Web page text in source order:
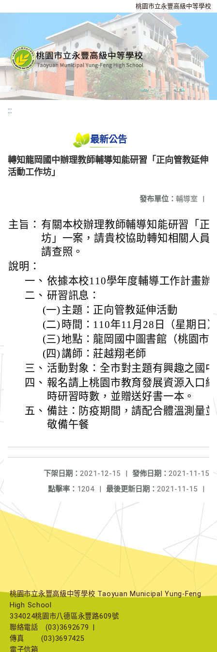
桃園市立永豐高級中等學校
:::
最新公告
轉知龍岡國中辦理教師輔導知能研習「正向管教延伸
活動工作坊」
發布單位： 輔導室 |
主旨： 有關本校辦理教師輔導知能研習「正
坊」一案，請貴校協助轉知相關人員
請查照。
說明：
一、 依據本校110學年度輔導工作計畫辦
二、 研習訊息：
(一) 主題：正向管教延伸活動
(二) 時間：110年11月28日（星期日
(三)地點：龍岡國中圖書館（桃園市
(四)講師：莊越翔老師
三、 活動對象：全市對主題有興趣之國
四、 報名請上桃園市教育發展資源入口
時研習時數，並贈送好書一本。
五、 備註：防疫期間，請配合體溫測量
敬備午餐
發佈日期： 2021-11-15
下架日期： 2021-12-15
|
最後更新日期： 2021-11-15 |
點擊率： 1204 |
桃園市立永豐高級中等學校 Taoyuan Municipal Yung-Feng
High School
334024桃園市八德區永豐路609號
聯絡電話
(03)3692679
傳真
(03)3697425
電子信箱